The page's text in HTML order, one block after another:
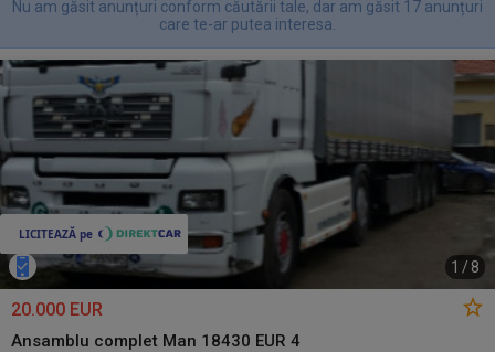
Nu am găsit anunțuri conform căutării tale, dar am găsit 17 anunțuri
care te-ar putea interesa.
1 / 8
20.000 EUR
Ansamblu complet Man 18430 EUR 4